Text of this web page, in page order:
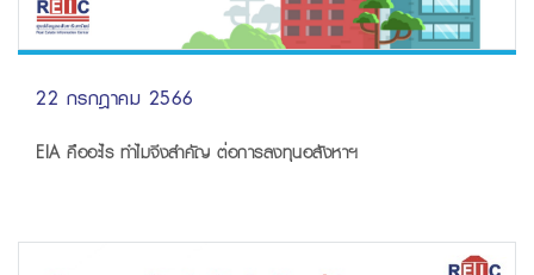
22 กรกฎาคม 2566
EIA คืออะไร ทำไมจึงสำคัญ ต่อการลงทุนอสังหาฯ